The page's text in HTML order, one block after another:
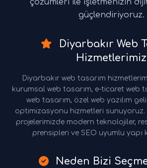
çözümleri ile işletmenizin
güçlendiriyoruz.
Diyarbakır Web
Hizmetlerimiz
Diyarbakır web tasarım
kurumsal web tasarım, e-ticaret web
web tasarım, özel web yazılım
optimizasyonu hizmetleri sunuyoruz.
projelerimizde modern teknolojiler,
prensipleri ve SEO uyumlu yapı
Neden Bizi